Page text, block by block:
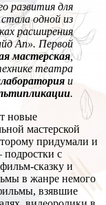
развития для
одной из
расширения
Ап». Первой
мастерская,
театра
и
.
новые
мастерской
придумали и
подростки с
сказку и
в жанре немого
взявшие